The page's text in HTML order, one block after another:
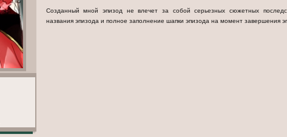
Созданный мной эпизод не влечет за собой серьезных сюжетных последствий. Мной гарантируется соответствие шаблону
названия эпизода и полное заполнение шапки эпизода на момент завершения